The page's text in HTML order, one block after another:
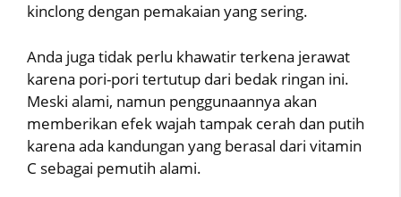
kinclong dengan pemakaian yang sering.
Anda juga tidak perlu khawatir terkena jerawat
karena pori-pori tertutup dari bedak ringan ini.
Meski alami, namun penggunaannya akan
memberikan efek wajah tampak cerah dan putih
karena ada kandungan yang berasal dari vitamin
C sebagai pemutih alami.